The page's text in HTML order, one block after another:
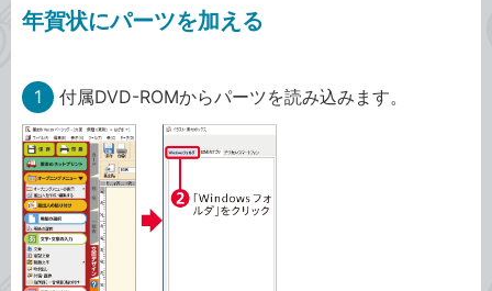
年賀状にパーツを加える
1 付属DVD-ROMからパーツを読み込みます。